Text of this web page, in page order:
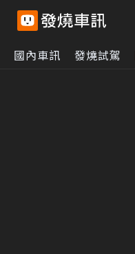
國內車訊 發燒試駕